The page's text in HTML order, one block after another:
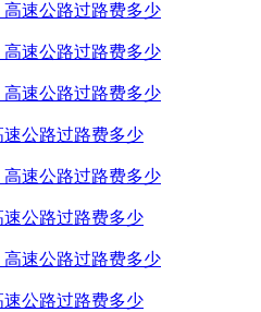
速公路过路费多少
速公路过路费多少
速公路过路费多少
速公路过路费多少
速公路过路费多少
公路过路费多少
速公路过路费多少
公路过路费多少